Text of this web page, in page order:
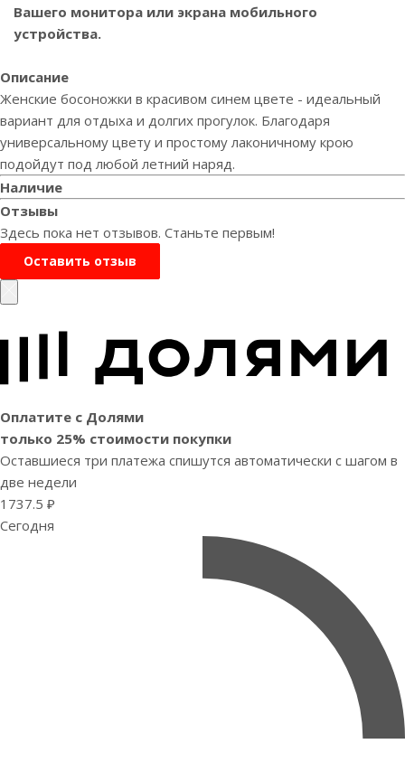
Вашего монитора или экрана мобильного
устройства.
Описание
Женские босоножки в красивом синем цвете - идеальный
вариант для отдыха и долгих прогулок. Благодаря
универсальному цвету и простому лаконичному крою
подойдут под любой летний наряд.
Наличие
Отзывы
Здесь пока нет отзывов. Станьте первым!
Оставить отзыв
Оплатите с Долями
только 25% стоимости покупки
Оставшиеся три платежа спишутся автоматически с шагом в
две недели
1737.5 ₽
Сегодня